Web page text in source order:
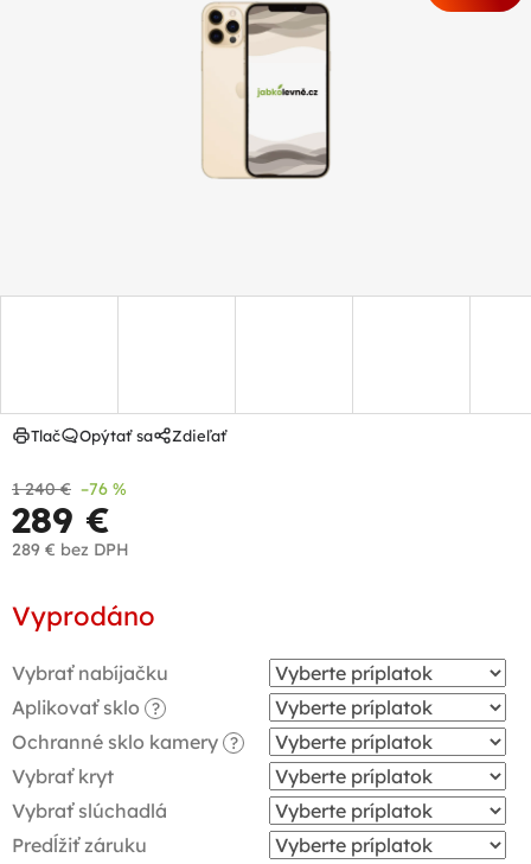
1 240 € –76 %
289 €
289 € bez DPH
cena:
Vyprodáno
Vybrať nabíjačku
Aplikovať sklo
?
Ochranné sklo kamery ?
Vybrať kryt
Vybrať slúchadlá
Predĺžiť záruku
Tlač Opýtať sa Zdieľať